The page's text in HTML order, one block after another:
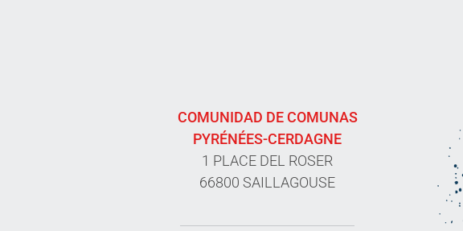
COMUNIDAD DE COMUNAS
PYRÉNÉES-CERDAGNE
1 PLACE DEL ROSER
66800 SAILLAGOUSE